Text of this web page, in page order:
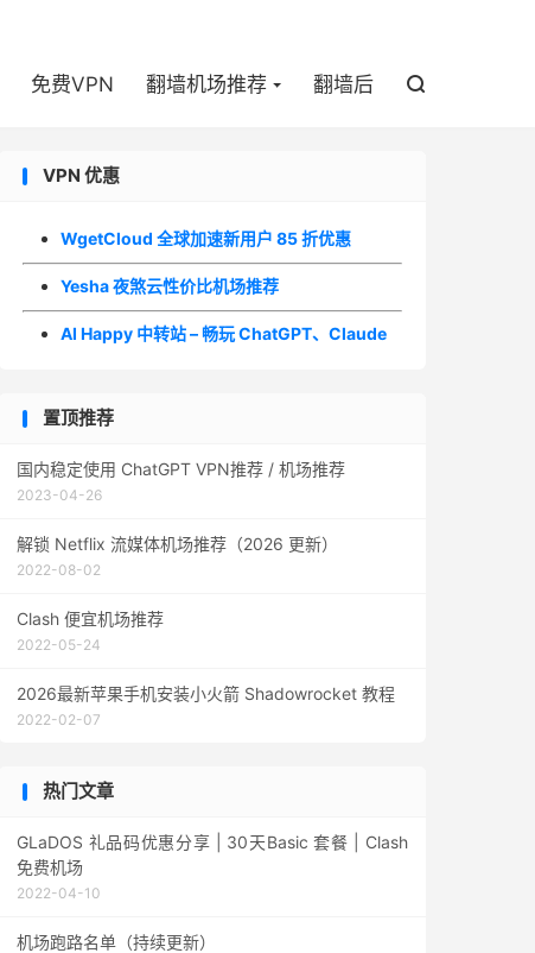
免费VPN 翻墙机场推荐 翻墙后 
VPN 优惠
WgetCloud 全球加速新用户 85 折优惠
Yesha 夜煞云性价比机场推荐
AI Happy 中转站 – 畅玩 ChatGPT、Claude
置顶推荐
国内稳定使用 ChatGPT VPN推荐 / 机场推荐
2023-04-26
解锁 Netflix 流媒体机场推荐（2026 更新）
2022-08-02
Clash 便宜机场推荐
2022-05-24
2026最新苹果手机安装小火箭 Shadowrocket 教程
2022-02-07
热门文章
GLaDOS 礼品码优惠分享 | 30天Basic 套餐 | Clash
免费机场
2022-04-10
机场跑路名单（持续更新）